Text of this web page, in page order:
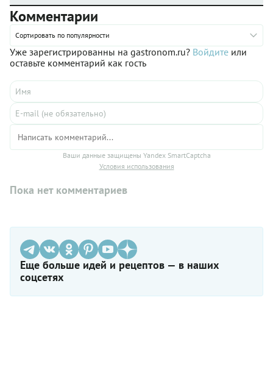
Комментарии
Сортировать по популярности
Уже зарегистрированны на gastronom.ru? Войдите или
оставьте комментарий как гость
Ваши данные защищены Yandex SmartCaptcha
Условия использования
Пока нет комментариев
Еще больше идей и рецептов — в наших
соцсетях